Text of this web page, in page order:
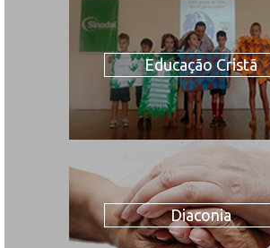
Educação Cristã
Diaconia